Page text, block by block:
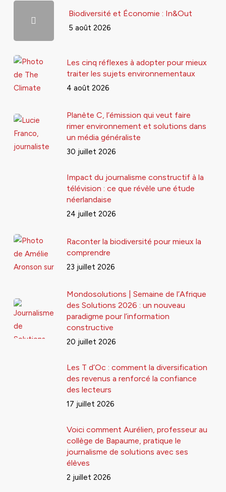
Biodiversité et Économie : In&Out
5 août 2026
Les cinq réflexes à adopter pour mieux
traiter les sujets environnementaux
4 août 2026
Planète C, l’émission qui veut faire
rimer environnement et solutions dans
un média généraliste
30 juillet 2026
Impact du journalisme constructif à la
télévision : ce que révèle une étude
néerlandaise
24 juillet 2026
Raconter la biodiversité pour mieux la
comprendre
23 juillet 2026
Mondosolutions | Semaine de l’Afrique
des Solutions 2026 : un nouveau
paradigme pour l’information
constructive
20 juillet 2026
Les T d’Oc : comment la diversification
des revenus a renforcé la confiance
des lecteurs
17 juillet 2026
Voici comment Aurélien, professeur au
collège de Bapaume, pratique le
journalisme de solutions avec ses
élèves
2 juillet 2026